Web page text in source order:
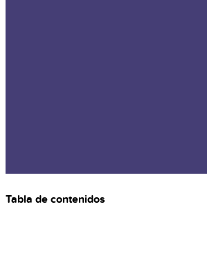
Tabla de contenidos